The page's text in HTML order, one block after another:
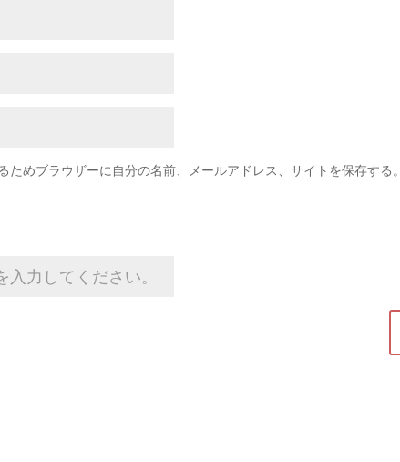
ためブラウザーに自分の名前、メールアドレス、サイトを保存する。